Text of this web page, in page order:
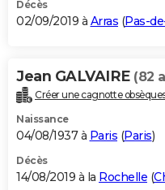
Décès
02/09/2019 à Arras (Pas-
Jean GALVAIRE (82
Créer une cagnotte
Naissance
04/08/1937 à Paris (Paris)
Décès
14/08/2019 à la Rochelle (